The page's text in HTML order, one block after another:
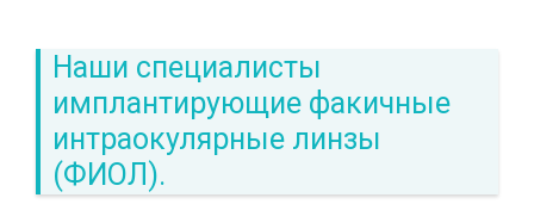
Наши специалисты
имплантирующие факичные
интраокулярные линзы
(ФИОЛ).